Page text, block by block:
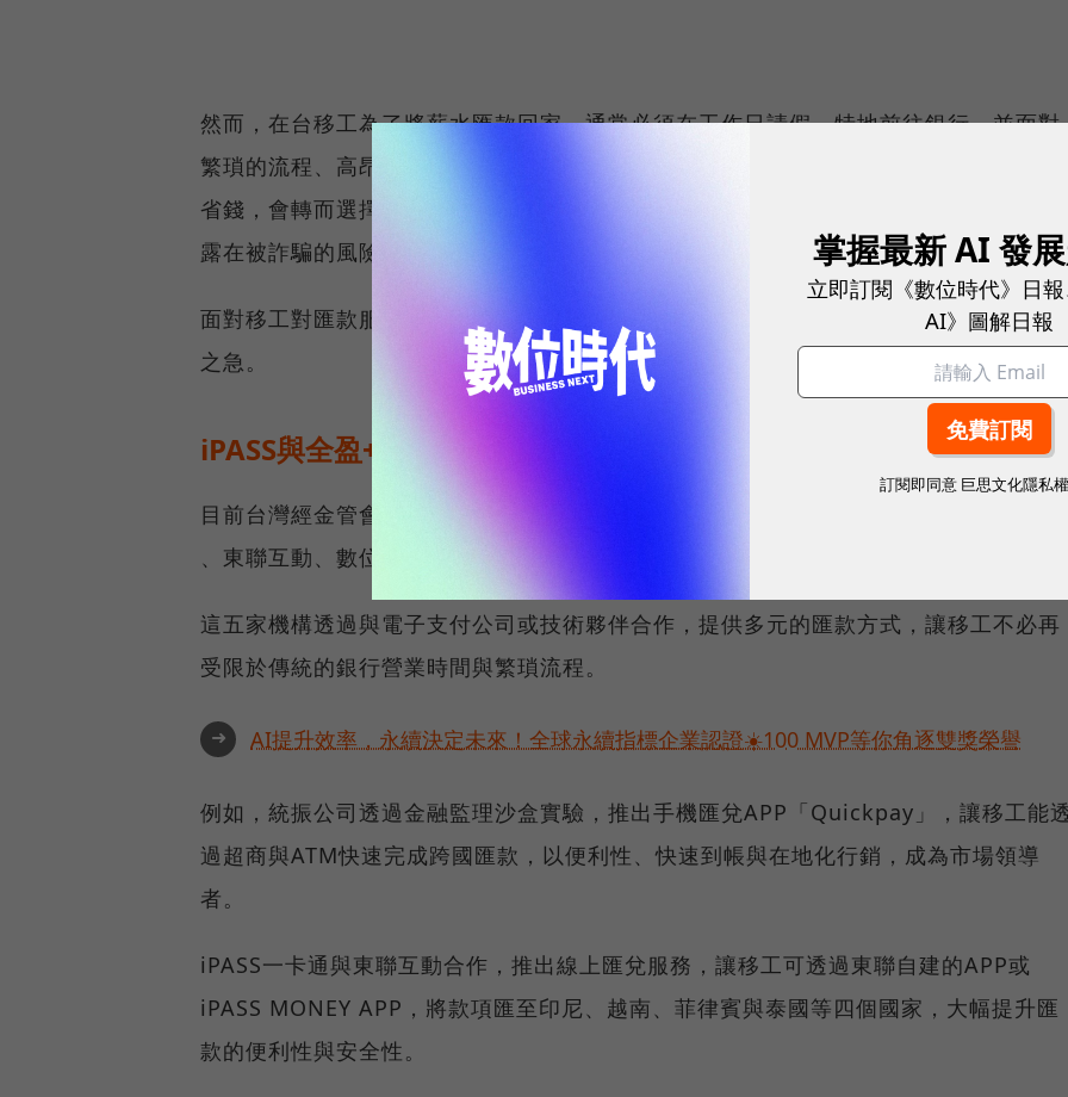
然而，在台移工為了將薪水匯款回家，通常必須在工作日請假，特地前往銀行，並面對
繁瑣的流程、高昂的手續費，以及因語言不通而產生的溝通障礙。部分的移工有時為了
省錢，會轉而選擇手續簡單且匯率較好，但卻缺乏保障的地下匯兌，結果反而讓自己暴
露在被詐騙的風險之中。
面對移工對匯款服務的迫切需求，建立一個安全、合法且有保障的匯兌系統，成為當務
之急。
iPASS與全盈+PAY搶攻市場
目前台灣經金管會許可經營外籍移工國外小額匯兌業務的機構，一共有5家，包括統振
、東聯互動、數位至匯、美家人力資源，以及融創國際。
這五家機構透過與電子支付公司或技術夥伴合作，提供多元的匯款方式，讓移工不必再
受限於傳統的銀行營業時間與繁瑣流程。
➜ AI提升效率，永續決定未來！全球永續指標企業認證☀️100 MVP等你角逐雙獎榮譽
例如，統振公司透過金融監理沙盒實驗，推出手機匯兌APP「Quickpay」，讓移工能
過超商與ATM快速完成跨國匯款，以便利性、快速到帳與在地化行銷，成為市場領導
者。
iPASS一卡通與東聯互動合作，推出線上匯兌服務，讓移工可透過東聯自建的APP或
iPASS MONEY APP，將款項匯至印尼、越南、菲律賓與泰國等四個國家，大幅提升匯
款的便利性與安全性。
掌握最新 AI 發
立即訂閱《數位時代》日
AI》圖解日報
訂閱即同意 巨思文化隱私